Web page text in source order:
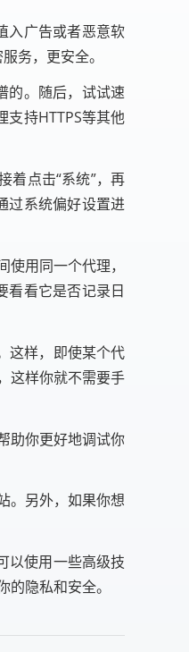
入广告或者恶意软
务，更安全。
的。随后，试试速
支持HTTPS等其他
着点击“系统”，再
过系统偏好设置进
用同一个代理，
看看它是否记录日
这样，即使某个代
这样你就不需要手
助你更好地调试你
。另外，如果你想
以使用一些高级技
隐私和安全。